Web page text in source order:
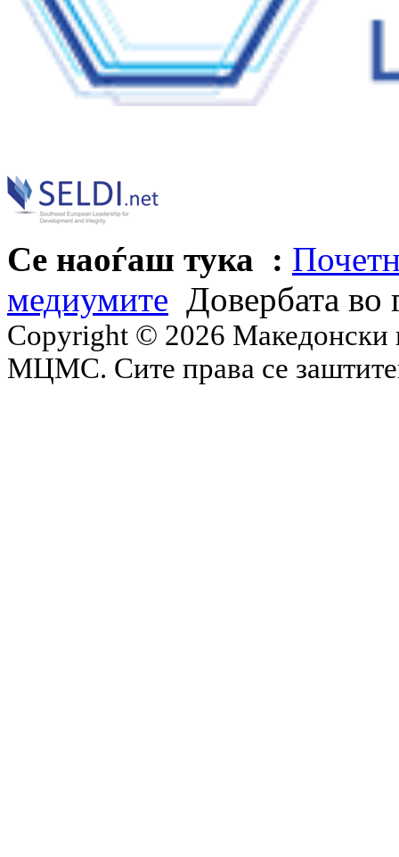
Се наоѓаш тука :
медиумите Довербата во
Copyright © 2026 Македонски
МЦМС. Сите права се